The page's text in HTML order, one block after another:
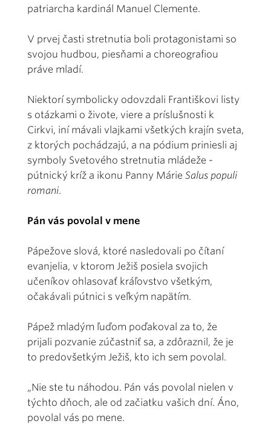
patriarcha kardinál Manuel Clemente.
V prvej časti stretnutia boli protagonistami so
svojou hudbou, piesňami a choreografiou
práve mladí.
Niektorí symbolicky odovzdali Františkovi listy
s otázkami o živote, viere a príslušnosti k
Cirkvi, iní mávali vlajkami všetkých krajín sveta,
z ktorých pochádzajú, a na pódium priniesli aj
symboly Svetového stretnutia mládeže -
pútnický kríž a ikonu Panny Márie Salus populi
romani.
Pán vás povolal v mene
Pápežove slová, ktoré nasledovali po čítaní
evanjelia, v ktorom Ježiš posiela svojich
učeníkov ohlasovať kráľovstvo všetkým,
očakávali pútnici s veľkým napätím.
Pápež mladým ľuďom poďakoval za to, že
prijali pozvanie zúčastniť sa, a zdôraznil, že je
to predovšetkým Ježiš, kto ich sem povolal.
„Nie ste tu náhodou. Pán vás povolal nielen v
týchto dňoch, ale od začiatku vašich dní. Áno,
povolal vás po mene.